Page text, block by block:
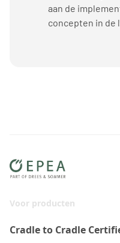
aan de
concepten in de
Voor producten
Cradle to Cradle